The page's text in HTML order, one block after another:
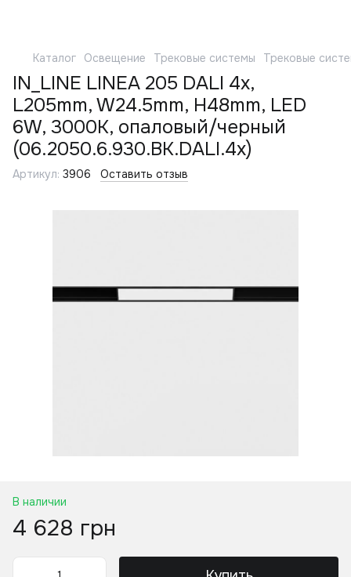
Каталог Освещение Трековые системы Трековые
IN_LINE LINEA 205 DALI 4x,
L205mm, W24.5mm, H48mm, LED
6W, 3000К, опаловый/черный
(06.2050.6.930.BK.DALI.4x)
Артикул: 3906 Оставить отзыв
В наличии
4 628 грн